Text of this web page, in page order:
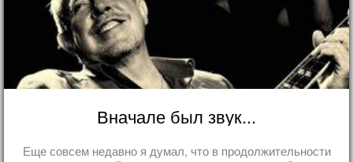
Вначале был звук...
Еще совсем недавно я думал, что в продолжительности